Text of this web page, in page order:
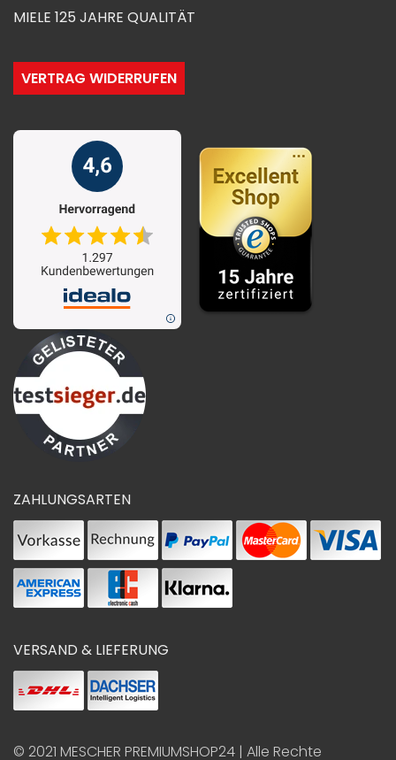
MIELE 125 JAHRE QUALITÄT
VERTRAG WIDERRUFEN
ZAHLUNGSARTEN
VERSAND & LIEFERUNG
© 2021 MESCHER PREMIUMSHOP24 | Alle Rechte